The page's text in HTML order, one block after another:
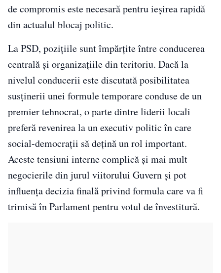
de compromis este necesară pentru ieșirea rapidă
din actualul blocaj politic.
La PSD, pozițiile sunt împărțite între conducerea
centrală și organizațiile din teritoriu. Dacă la
nivelul conducerii este discutată posibilitatea
susținerii unei formule temporare conduse de un
premier tehnocrat, o parte dintre liderii locali
preferă revenirea la un executiv politic în care
social-democrații să dețină un rol important.
Aceste tensiuni interne complică și mai mult
negocierile din jurul viitorului Guvern și pot
influența decizia finală privind formula care va fi
trimisă în Parlament pentru votul de învestitură.